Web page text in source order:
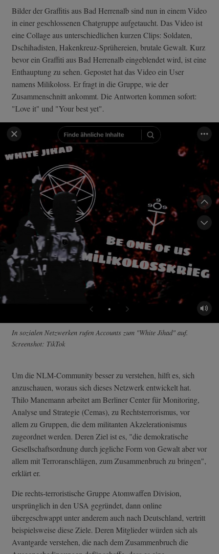
Bilder der Graffitis aus Bad Herrenalb sind nun in einem Video
in einer geschlossenen Chatgruppe aufgetaucht. Das Video ist
eine Collage aus unterschiedlichen kurzen Clips: Soldaten,
Dschihadisten, Hakenkreuz-Sprühereien, brutale Gewalt. Kurz
bevor ein Graffiti aus Bad Herrenalb eingeblendet wird, ist eine
Enthauptung zu sehen. Gepostet hat das Video ein User
namens Milikoloss. Er fragt in die Gruppe, wie der
Zusammenschnitt ankommt. Die Antworten kommen sofort:
"Love it" und "Your best yet".
In sozialen Netzwerken rufen Accounts zum "White Jihad" auf.
Screenshot: TikTok
Um die NLM-Community besser zu verstehen, hilft es, sich
anzuschauen, woraus sich dieses Netzwerk entwickelt hat.
Thilo Manemann arbeitet am Berliner Center für Monitoring,
Analyse und Strategie (Cemas), zu Rechtsterrorismus, vor
allem zu Gruppen, die dem militanten Akzelerationismus
zugeordnet werden. Deren Ziel ist es, "die demokratische
Gesellschaftsordnung durch jegliche Form von Gewalt aber vor
allem mit Terroranschlägen, zum Zusammenbruch zu bringen",
erklärt er.
Die rechts-terroristische Gruppe Atomwaffen Division,
ursprünglich in den USA gegründet, dann online
übergeschwappt unter anderem auch nach Deutschland, vertritt
beispielsweise diese Ziele. Deren Mitglieder würden sich als
Avantgarde verstehen, die nach dem Zusammenbruch die